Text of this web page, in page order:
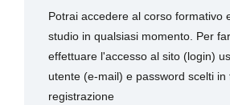
Potrai accedere al corso formativo
studio in qualsiasi momento. Per
effettuare l'accesso al sito (login)
utente (e-mail) e password scelti in
registrazione